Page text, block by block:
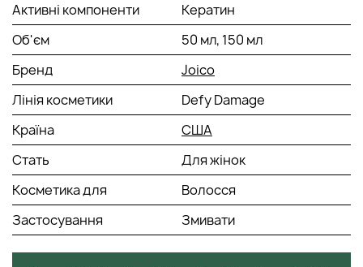
Активні компоненти
Кератин
Об'єм
50 мл, 150 мл
Бренд
Joico
Лінія косметики
Defy Damage
Країна
США
Стать
Для жінок
Косметика для
Волосся
Застосування
Змивати